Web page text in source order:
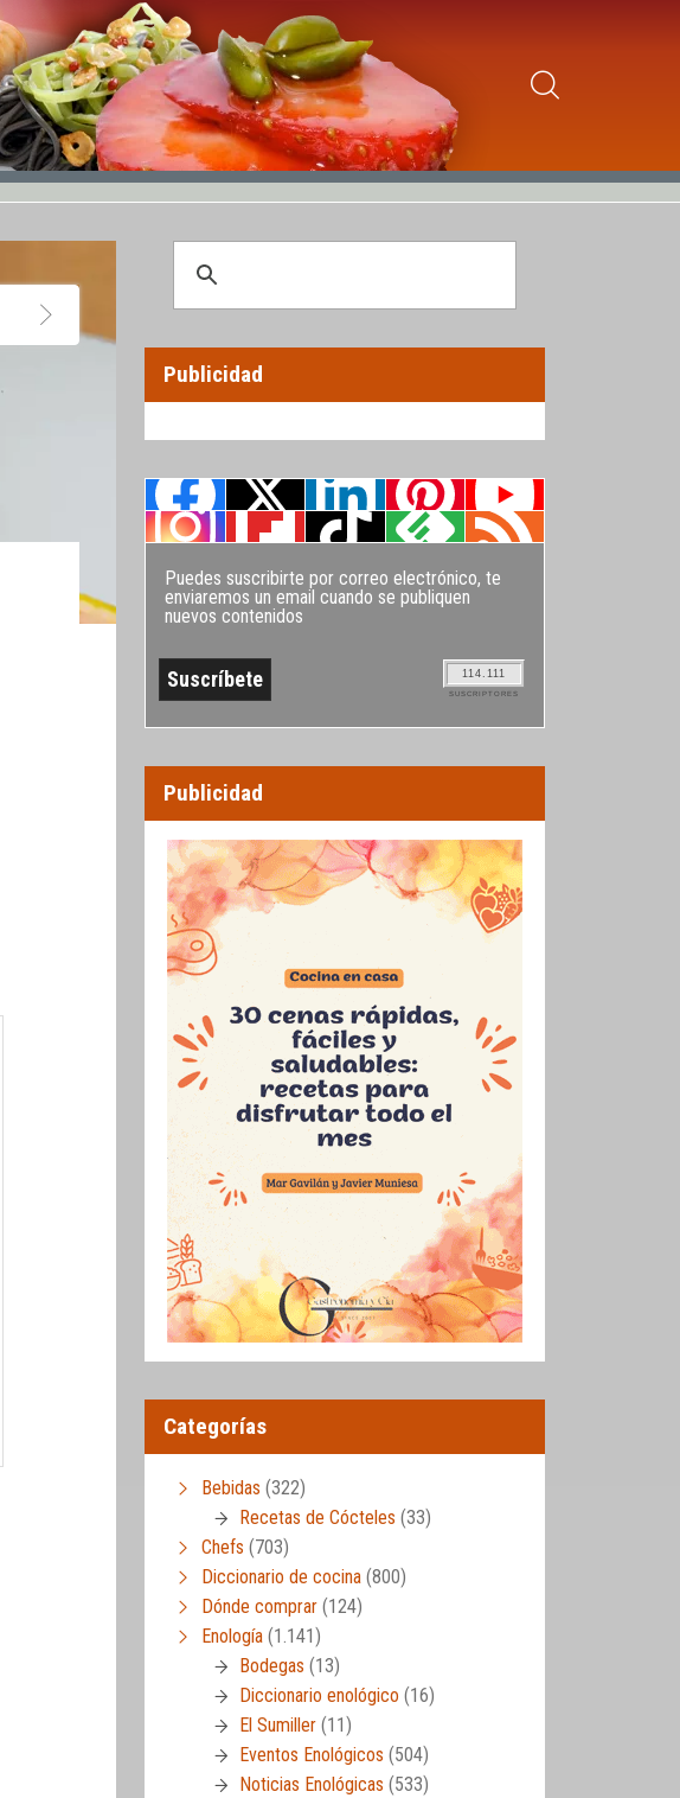
Publicidad
Puedes suscribirte por correo electrónico, te
enviaremos un email cuando se publiquen
nuevos contenidos
114.111
SUSCRIPTORES
Publicidad
Categorías
Bebidas (322)
Recetas de Cócteles (33)
Chefs (703)
Diccionario de cocina (800)
Dónde comprar (124)
Enología (1.141)
Bodegas (13)
Diccionario enológico (16)
El Sumiller (11)
Eventos Enológicos (504)
Noticias Enológicas (533)